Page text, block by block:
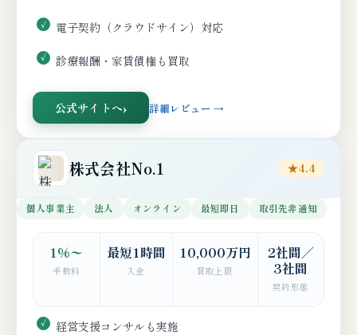
電子契約（クラウドサイン）対応
診療報酬・家賃債権も買取
公式サイトへ 詳細レビュー →
株式会社No.1 ★4.4
個人事業主 法人 オンライン 最短即日 取引先非通知
1%〜
手数料
最短1時間
入金
10,000万円
買取上限
2社間／
3社間
契約形態
経営支援コンサルも実施